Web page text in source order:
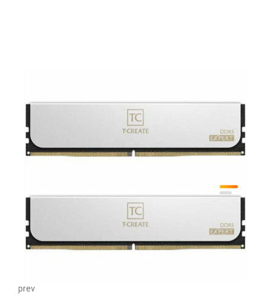
prev